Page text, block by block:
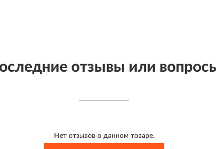
отзывы или
Нет отзывов о данном товаре.